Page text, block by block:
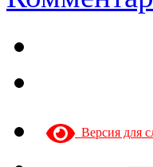
Версия для